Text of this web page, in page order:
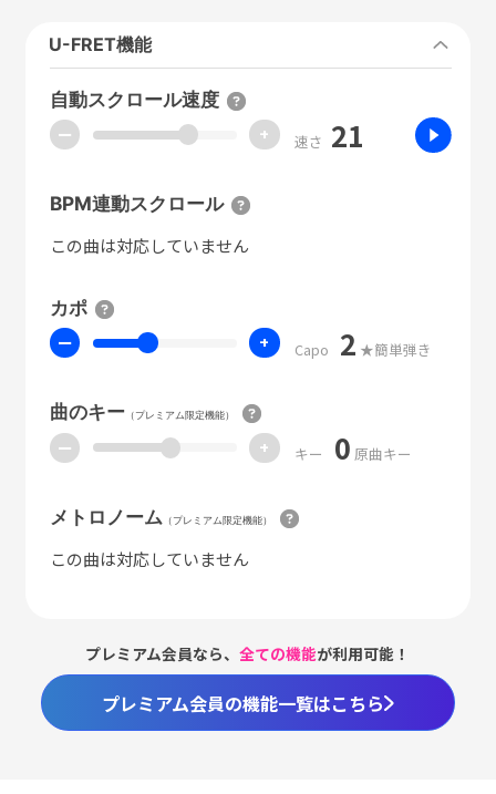
U-FRET機能
自動スクロール速度
ー + 速さ 21
BPM連動スクロール
この曲は対応していません
カポ
ー + Capo 2 ★簡単弾き
曲のキー（プレミアム限定機能）
ー + キー 0 原曲キー
メトロノーム （プレミアム限定機能）
この曲は対応していません
プレミアム会員なら、全ての機能が利用可能！
プレミアム会員の機能一覧はこちら